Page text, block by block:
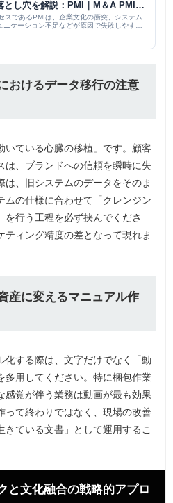
とし穴を解説：PMI｜M＆A PMI
スであるPMIは、企業文化の衝突、システム
ニケーション不足などが原因で失敗しやす
おけるデータ移行の注意
いている心臓の移植」です。顧客
は、ブランドへの信頼を瞬時に失
、旧システムのデータをそのま
ムの仕様に合わせて「クレンジン
を行う工程を必ず挟んでくださ
ティング精度の差となって現れま
産に変えるマニュアル作
化する際は、文字だけでなく「動
多用してください。特に梱包作業
感覚が伴う業務は動画が最も効果
って終わりではなく、現場の改善
ている文書」として運用するこ
と文化融合の戦略的アプロ